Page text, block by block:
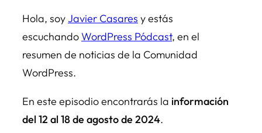
Hola, soyJavier Casares y estás
escuchandoWordPress Pódcast, en el
resumen de noticias de la Comunidad
WordPress.
En este episodio encontrarás la información
del 12 al 18 de agosto de 2024.